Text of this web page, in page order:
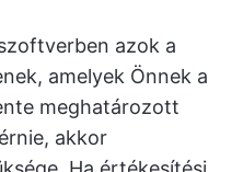
azok a
amelyek Önnek a
meghatározott
akkor